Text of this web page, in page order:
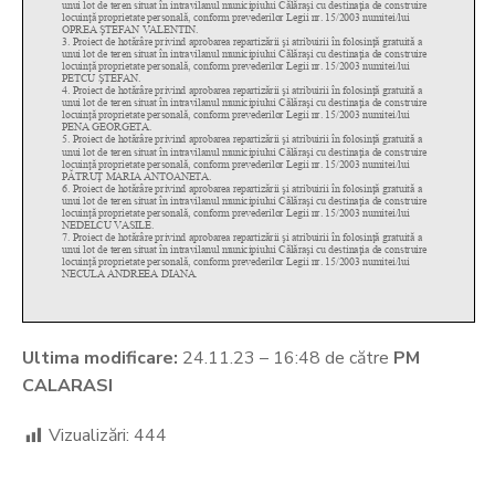
Ultima modificare: 24.11.23 – 16:48 de către PM
CALARASI
Vizualizări: 444